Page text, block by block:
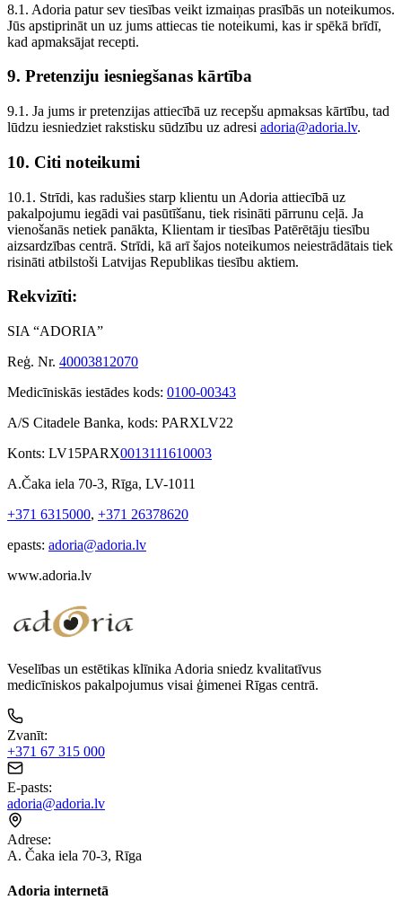
8.1. Adoria patur sev tiesības veikt izmaiņas prasībās un noteikumos.
Jūs apstiprināt un uz jums attiecas tie noteikumi, kas ir spēkā brīdī,
kad apmaksājat recepti.
9. Pretenziju iesniegšanas kārtība
9.1. Ja jums ir pretenzijas attiecībā uz recepšu apmaksas kārtību, tad
lūdzu iesniedziet rakstisku sūdzību uz adresi adoria@adoria.lv.
10. Citi noteikumi
10.1. Strīdi, kas radušies starp klientu un Adoria attiecībā uz
pakalpojumu iegādi vai pasūtīšanu, tiek risināti pārrunu ceļā. Ja
vienošanās netiek panākta, Klientam ir tiesības Patērētāju tiesību
aizsardzības centrā. Strīdi, kā arī šajos noteikumos neiestrādātais tiek
risināti atbilstoši Latvijas Republikas tiesību aktiem.
Rekvizīti:
SIA “ADORIA”
Reģ. Nr. 40003812070
Medicīniskās iestādes kods: 0100-00343
A/S Citadele Banka, kods: PARXLV22
Konts: LV15PARX0013111610003
A.Čaka iela 70-3, Rīga, LV-1011
+371 6315000, +371 26378620
epasts: adoria@adoria.lv
www.adoria.lv
Veselības un estētikas klīnika Adoria sniedz kvalitatīvus
medicīniskos pakalpojumus visai ģimenei Rīgas centrā.
Zvanīt:
+371 67 315 000
E-pasts:
adoria@adoria.lv
Adrese:
A. Čaka iela 70-3, Rīga
Adoria internetā